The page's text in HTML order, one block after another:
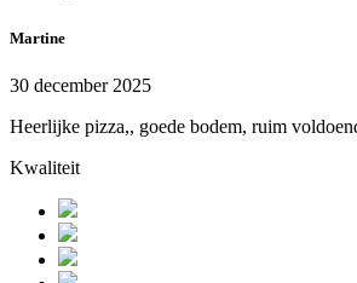
Martine
30 december 2025
Heerlijke pizza,, goede bodem, ruim
Kwaliteit